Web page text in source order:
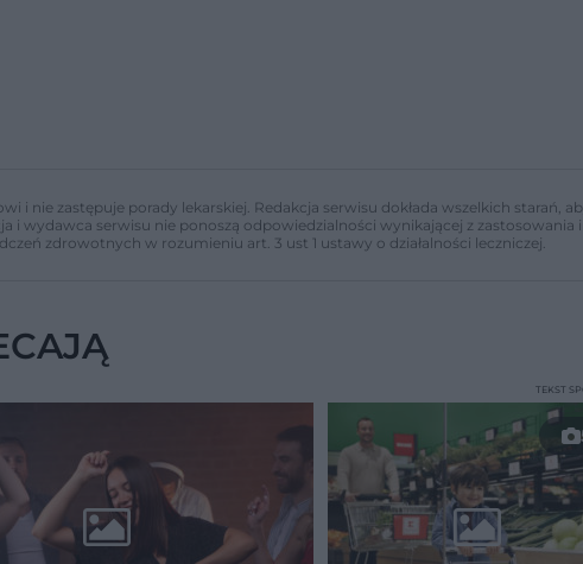
i nie zastępuje porady lekarskiej. Redakcja serwisu dokłada wszelkich starań,
i wydawca serwisu nie ponoszą odpowiedzialności wynikającej z
zdrowotnych w rozumieniu art. 3 ust 1 ustawy o działalności leczniczej.
TEKST